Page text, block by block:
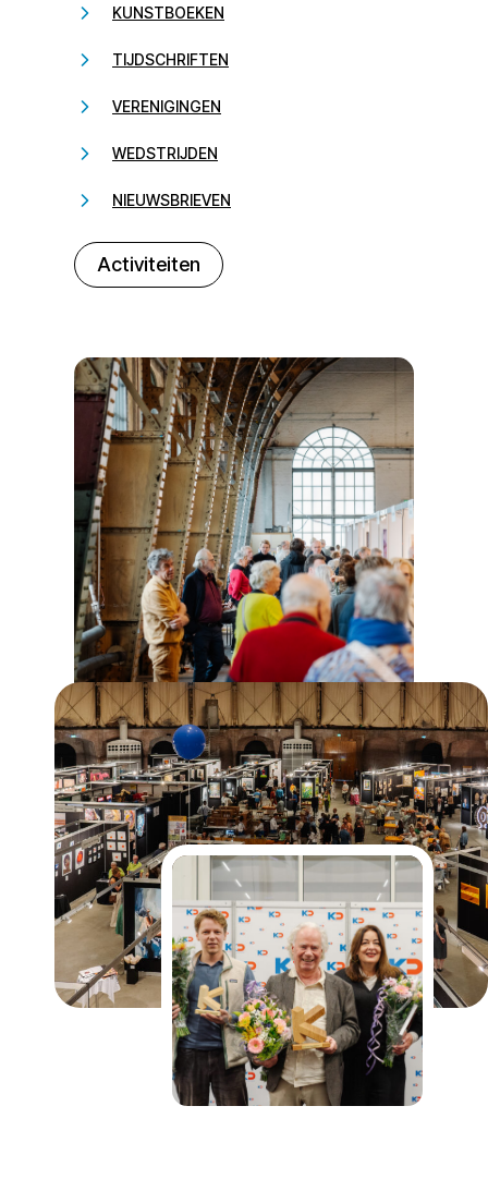
KUNSTBOEKEN
TIJDSCHRIFTEN
VERENIGINGEN
WEDSTRIJDEN
NIEUWSBRIEVEN
Activiteiten
232323